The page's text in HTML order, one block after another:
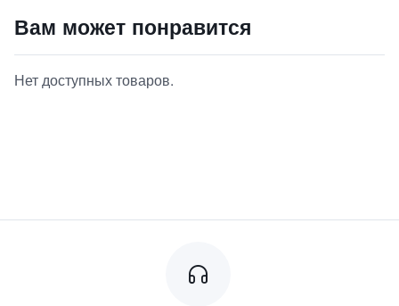
21000₽9 840 ₽
Вам может понравится
Нет доступных товаров.